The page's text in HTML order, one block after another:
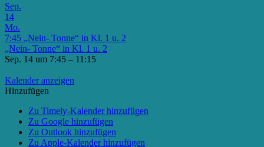
Sep.
14
Mo.
7:45 „Nein- Tonne“ in Kl. 1 u. 2
„Nein- Tonne“ in Kl. 1 u. 2
Sep. 14 um 7:45 – 11:15
Kalender anzeigen
Hinzufügen
Zu Timely-Kalender hinzufügen
Zu Google hinzufügen
Zu Outlook hinzufügen
Zu Apple-Kalender hinzufügen